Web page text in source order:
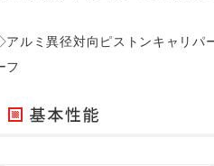
ミ異径対向ピストンキャリパ
フ